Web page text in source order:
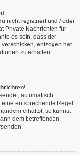
nicht registriert und / oder
Private Nachrichten für
es sein, dass der
entzogen hat.
zu erhalten.
automatisch
entsprechende Regel
erhältst, so kannst
dem betreffenden